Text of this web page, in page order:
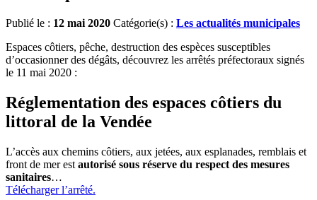
Publié le : 12 mai 2020 Catégorie(s) : Les actualités municipales
Espaces côtiers, pêche, destruction des espèces susceptibles
d’occasionner des dégâts, découvrez les arrêtés préfectoraux signés
le 11 mai 2020 :
Réglementation des espaces côtiers du
littoral de la Vendée
L’accès aux chemins côtiers, aux jetées, aux esplanades, remblais et
front de mer est autorisé sous réserve du respect des mesures
sanitaires…
Télécharger l’arrêté.